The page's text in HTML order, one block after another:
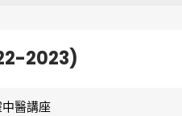
2023)
醫講座